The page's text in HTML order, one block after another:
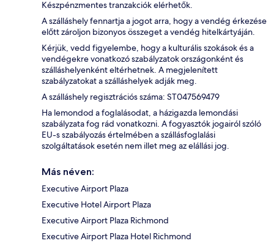
Készpénzmentes tranzakciók elérhetők.
A szálláshely fennartja a jogot arra, hogy a vendég érkezése
előtt zároljon bizonyos összeget a vendég hitelkártyáján.
Kérjük, vedd figyelembe, hogy a kulturális szokások és a
vendégekre vonatkozó szabályzatok országonként és
szálláshelyenként eltérhetnek. A megjelenített
szabályzatokat a szálláshelyek adják meg.
A szálláshely regisztrációs száma: ST047569479
Ha lemondod a foglalásodat, a házigazda lemondási
szabályzata fog rád vonatkozni. A fogyasztók jogairól szóló
EU-s szabályozás értelmében a szállásfoglalási
szolgáltatások esetén nem illet meg az elállási jog.
Más néven:
Executive Airport Plaza
Executive Hotel Airport Plaza
Executive Airport Plaza Richmond
Executive Airport Plaza Hotel Richmond